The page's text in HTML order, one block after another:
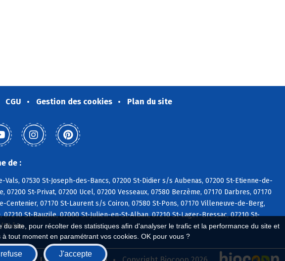
site, pour récolter des statistiques afin d'analyser le trafic et la performance du site et
tout moment en paramétrant vos cookies. OK pour vous ?
J'accepte
CGU Gestion des cookies Plan du site
de :
07530 St-Joseph-des-Bancs, 07200 St-Didier s/s Aubenas, 07200 St-Etienne-de-
St-Privat, 07200 Ucel, 07200 Vesseaux, 07580 Berzème, 07170 Darbres, 07170
Centenier, 07170 St-Laurent s/s Coiron, 07580 St-Pons, 07170 Villeneuve-de-Berg,
07210 St-Bauzile, 07000 St-Julien-en-St-Alban, 07210 St-Lager-Bressac, 07210 St-
Rhône